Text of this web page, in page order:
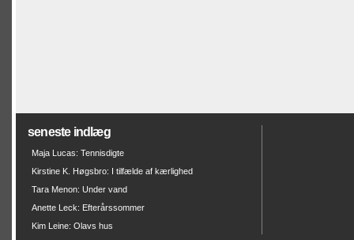
seneste indlæg
Maja Lucas: Tennisdigte
Kirstine K. Høgsbro: I tilfælde af kærlighed
Tara Menon: Under vand
Anette Leck: Efterårssommer
Kim Leine: Olavs hus